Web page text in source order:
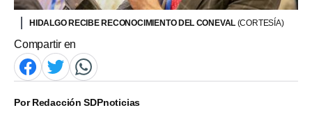
HIDALGO RECIBE RECONOCIMIENTO DEL CONEVAL (CORTESÍA)
Compartir en
PorRedacción SDPnoticias